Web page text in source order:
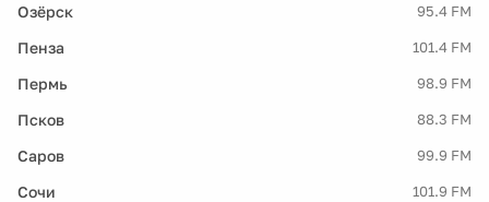
Озёрск 95.4 FM
Пенза 101.4 FM
Пермь 98.9 FM
Псков 88.3 FM
Саров 99.9 FM
Сочи 101.9 FM